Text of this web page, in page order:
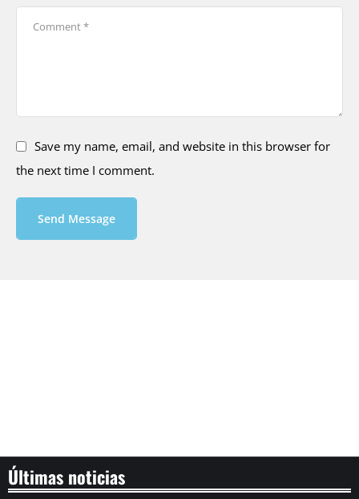
Save my name, email, and website in this browser for
the next time I comment.
Send Message
Últimas noticias